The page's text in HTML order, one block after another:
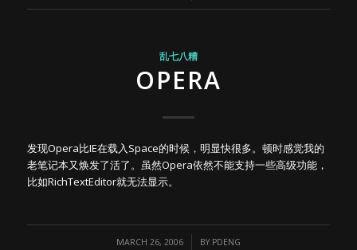
乱七八糟
OPERA
发现Opera比IE在载入Space的时候，明显快很多。顿时感觉我的
老笔记本又焕发了活了。虽然Opera依然不能支持一些高级功能，
比如RichTextEditor就无法显示。
MARCH 26, 2006
/ BY PDENG